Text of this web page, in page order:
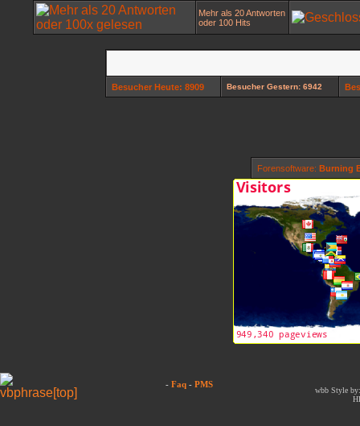
Mehr als 20 Antworten
oder 100 Hits
Besucher Heute: 8909 Besucher Gestern: 6942
Forensoftware: Burning
- Faq - PMS
wbb Style